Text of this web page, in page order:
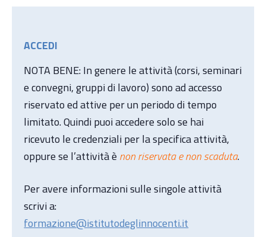
ACCEDI
NOTA BENE: In genere le attività (corsi, seminari
e convegni, gruppi di lavoro) sono ad accesso
riservato ed attive per un periodo di tempo
limitato. Quindi puoi accedere solo se hai
ricevuto le credenziali per la specifica attività,
oppure se l’attività è non riservata e non scaduta.
Per avere informazioni sulle singole attività
scrivi a:
formazione@istitutodeglinnocenti.it